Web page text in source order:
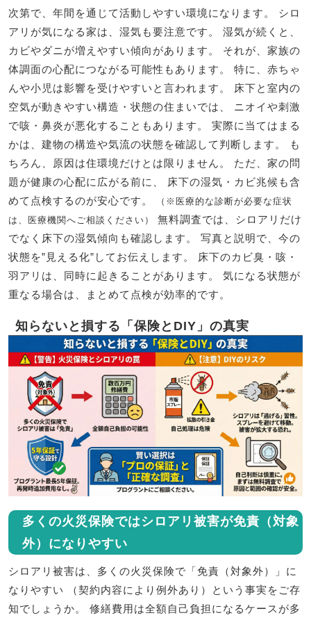
次第で、年間を通じて活動しやすい環境になります。 シロ
アリが気になる家は、湿気も要注意です。 湿気が続くと、
カビやダニが増えやすい傾向があります。 それが、家族の
体調面の心配につながる可能性もあります。 特に、赤ちゃ
んや小児は影響を受けやすいと言われます。 床下と室内の
空気が動きやすい構造・状態の住まいでは、 ニオイや刺激
で咳・鼻炎が悪化することもあります。 実際に当てはまる
かは、建物の構造や気流の状態を確認して判断します。 も
ちろん、原因は住環境だけとは限りません。 ただ、家の問
題が健康の心配に広がる前に、 床下の湿気・カビ兆候も含
めて点検するのが安心です。
（※医療的な診断が必要な症状
は、医療機関へご相談ください）
無料調査では、シロアリだけ
でなく床下の湿気傾向も確認します。
写真と説明で、今の
状態を”見える化”してお伝えします。 床下のカビ臭・咳・
羽アリは、同時に起きることがあります。 気になる状態が
重なる場合は、まとめて点検が効率的です。
知らないと損する「保険とDIY」の真実
多くの火災保険ではシロアリ被害が免責（対象
外）になりやすい
シロアリ被害は、多くの火災保険で「免責（対象外）」に
なりやすい
（契約内容により例外あり）という事実をご存
知でしょうか。 修繕費用は全額自己負担になるケースが多